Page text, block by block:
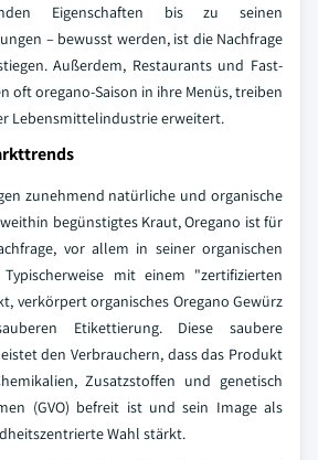
Eigenschaften bis zu seinen
– bewusst werden, ist die Nachfrage
Außerdem, Restaurants und Fast-
oft oregano-Saison in ihre Menüs, treiben
Lebensmittelindustrie erweitert.
zunehmend natürliche und organische
begünstigtes Kraut, Oregano ist für
vor allem in seiner organischen
mit einem "zertifizierten
verkörpert organisches Oregano Gewürz
Etikettierung. Diese saubere
den Verbrauchern, dass das Produkt
Zusatzstoffen und genetisch
(GVO) befreit ist und sein Image als
Wahl stärkt.